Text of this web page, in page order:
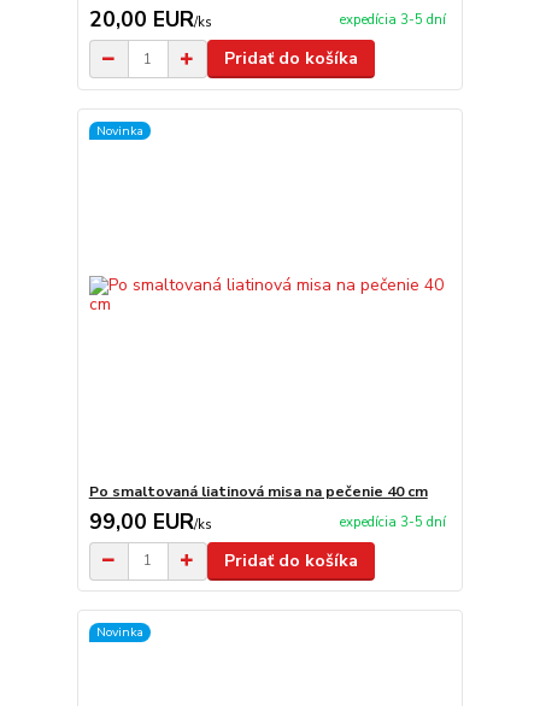
20,00 EUR/ks expedícia 3-5 dní
Pridať do košíka
Novinka
Po smaltovaná liatinová misa na pečenie 40 cm
99,00 EUR/ks expedícia 3-5 dní
Pridať do košíka
Novinka